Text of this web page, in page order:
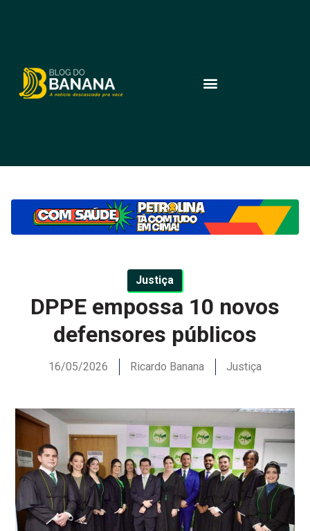
Justiça
DPPE empossa 10 novos
defensores públicos
16/05/2026 Ricardo Banana Justiça